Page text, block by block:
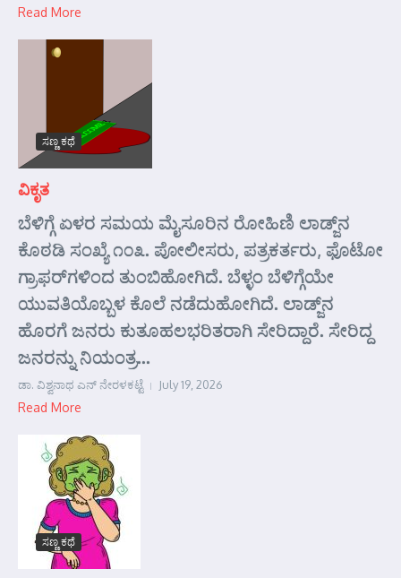
Read More
ಸಣ್ಣ ಕಥೆ
ವಿಕೃತ
ಬೆಳಿಗ್ಗೆ ಏಳರ ಸಮಯ ಮೈಸೂರಿನ ರೋಹಿಣಿ ಲಾಡ್ಜ್‌ನ
ಕೊಠಡಿ ಸಂಖ್ಯೆ ೧೦೩. ಪೋಲೀಸರು, ಪತ್ರಕರ್ತರು, ಫೊಟೋ
ಗ್ರಾಫರ್‌ಗಳಿಂದ ತುಂಬಿಹೋಗಿದೆ. ಬೆಳ್ಳಂ ಬೆಳಿಗ್ಗೆಯೇ
ಯುವತಿಯೊಬ್ಬಳ ಕೊಲೆ ನಡೆದುಹೋಗಿದೆ. ಲಾಡ್ಜ್‌ನ
ಹೊರಗೆ ಜನರು ಕುತೂಹಲಭರಿತರಾಗಿ ಸೇರಿದ್ದಾರೆ. ಸೇರಿದ್ದ
ಜನರನ್ನು ನಿಯಂತ್ರ...
ಡಾ. ವಿಶ್ವನಾಥ ಎನ್ ನೇರಳಕಟ್ಟೆ July 19, 2026
Read More
ಸಣ್ಣ ಕಥೆ